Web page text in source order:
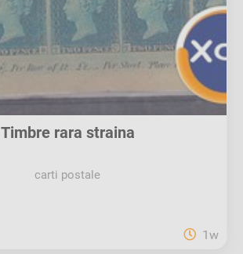
Timbre rara straina
carti postale
1w